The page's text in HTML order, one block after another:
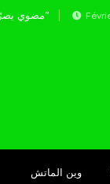
Février 23, 2026
وين الماتش